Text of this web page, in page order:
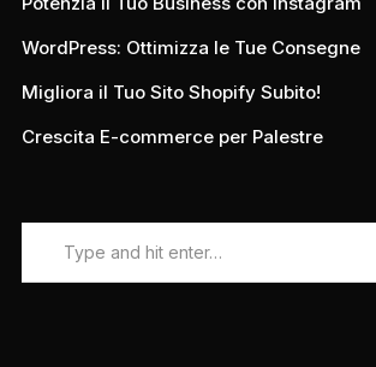
WordPress: Ottimizza le Tue Consegne
Migliora il Tuo Sito Shopify Subito!
Crescita E-commerce per Palestre